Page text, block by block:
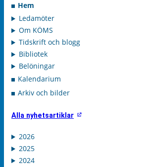
Hem
Ledamöter
Om KÖMS
Tidskrift och blogg
Bibliotek
Belöningar
Kalendarium
Arkiv och bilder
Alla nyhetsartiklar
2026
2025
2024